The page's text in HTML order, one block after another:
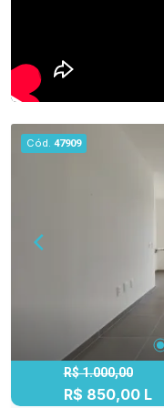
Cód. 47909
R$ 1.000,00
R$ 850,00 L